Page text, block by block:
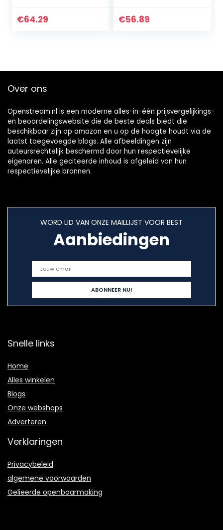
touchscreen,
€64.29
Prime-lens voor
€56.89
Over ons
Openstream.nl is een moderne alles-in-één prijsvergelijkings-
en beoordelingswebsite die de beste deals biedt die
beschikbaar zijn op amazon en u op de hoogte houdt via de
laatst toegevoegde blogs. Alle afbeeldingen zijn
auteursrechtelijk beschermd door hun respectievelijke
eigenaren. Alle geciteerde inhoud is afgeleid van hun
respectievelijke bronnen.
WORD LID VAN ONZE MAILLIJST VOOR BEST
Aanbiedingen
Snelle links
Home
Alles winkelen
Blogs
Onze webshops
Adverteren
Verklaringen
Privacybeleid
algemene voorwaarden
Gelieerde openbaarmaking